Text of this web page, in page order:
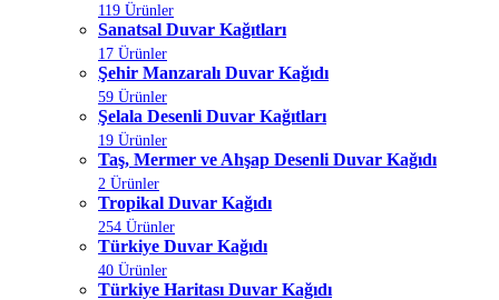
119 Ürünler
Sanatsal Duvar Kağıtları
17 Ürünler
Şehir Manzaralı Duvar Kağıdı
59 Ürünler
Şelala Desenli Duvar Kağıtları
19 Ürünler
Taş, Mermer ve Ahşap Desenli Duvar Kağıdı
2 Ürünler
Tropikal Duvar Kağıdı
254 Ürünler
Türkiye Duvar Kağıdı
40 Ürünler
Türkiye Haritası Duvar Kağıdı